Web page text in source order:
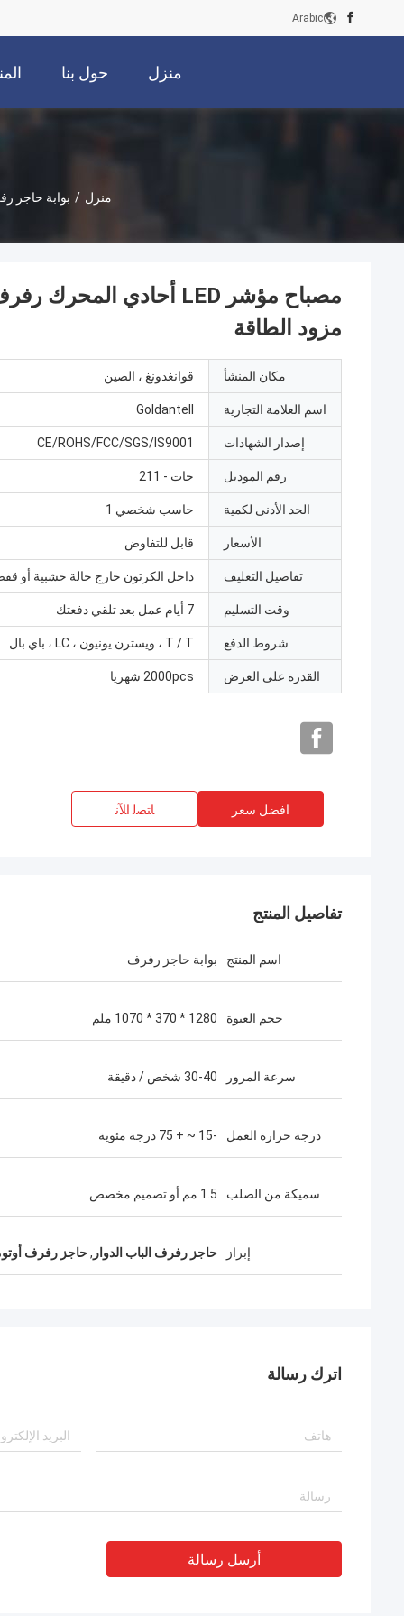
Arabic
منزل حول بنا
منزل / بوابة حاجز
مزود الطاقة
مكان المنشأ قوانغدونغ ، الصين
اسم العلامة التجارية Goldantell
إصدار الشهادات CE/ROHS/FCC/SGS/IS9001
رقم الموديل جات - 211
الحد الأدنى لكمية حاسب شخصي 1
الأسعار قابل للتفاوض
تفاصيل التغليف داخل الكرتون خارج حالة خشبية أو
وقت التسليم 7 أيام عمل بعد تلقي دفعتك
شروط الدفع T / T ، ويسترن يونيون ، LC ، باي بال
القدرة على العرض 2000pcs شهريا
افضل سعر ﺎﺘﺼﻟ ﺍﻶﻧ
تفاصيل المنتج
اسم المنتج بوابة حاجز رفرف
حجم العبوة 1280 * 370 * 1070 ملم
سرعة المرور 30-40 شخص / دقيقة
درجة حرارة العمل -15 ~ + 75 درجة مئوية
سميكة من الصلب 1.5 مم أو تصميم مخصص
إبراز حاجز رفرف الباب الدوار ,حاجز رفرف
اترك رسالة
أرسل رسالة